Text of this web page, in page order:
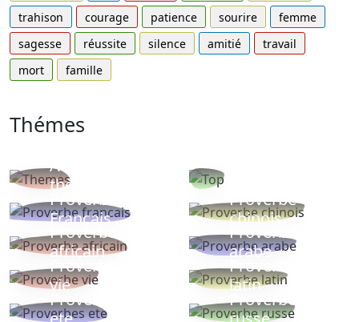
trahison
courage patience sourire
femme
sagesse
réussite silence amitié
travail
mort
famille
Thémes
Autres
thèmes
Proverbe
Français
Proverbe
chinois
Proverbe
africain
Proverbe
arabe
Proverbe
vie
Proverbe
latin
Proverbes
Proverbe